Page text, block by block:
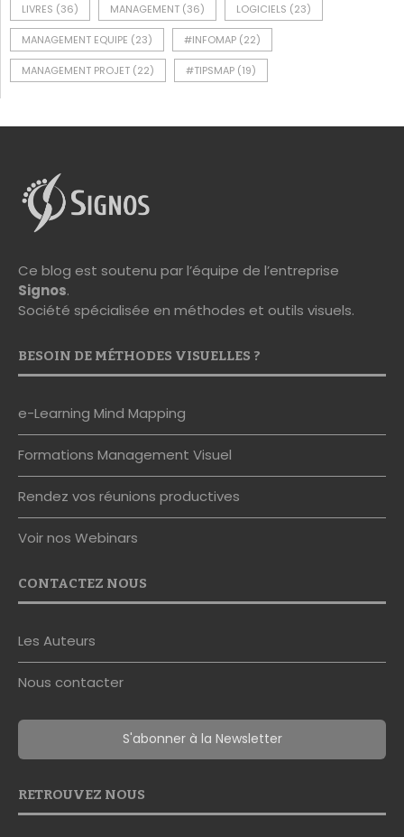
LIVRES (36) MANAGEMENT (36) LOGICIELS (23)
MANAGEMENT EQUIPE (23) #INFOMAP (22)
MANAGEMENT PROJET (22) #TIPSMAP (19)
Ce blog est soutenu par l’équipe de l’entreprise
Signos.
Société spécialisée en méthodes et outils visuels.
BESOIN DE MÉTHODES VISUELLES ?
e-Learning Mind Mapping
Formations Management Visuel
Rendez vos réunions productives
Voir nos Webinars
CONTACTEZ NOUS
Les Auteurs
Nous contacter
S'abonner à la Newsletter
RETROUVEZ NOUS